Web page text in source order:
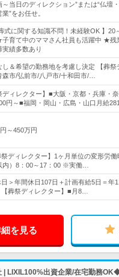
～当日のディレクション”または“仏壇
”をお任せ。
式に関する知識不問！未経験OK 】20
育て中のママさん社員も活躍中 ★残
実績多数あり
し＆希望の勤務地を考慮し決定 【葬祭
森市/弘前市/八戸市/十和田市/…
ディレクター】■大阪・京都・兵庫・
円～■福岡・岡山・広島・山口月給
～450万円
ディレクター】1ヶ月単位の変形労
内）8：00～17：00 ※実働…
＞年間休日107日＋計画有給5日＝年
葬祭ディレクター】■月8…
を見る
| LIXIL100%出資企業/在宅勤務